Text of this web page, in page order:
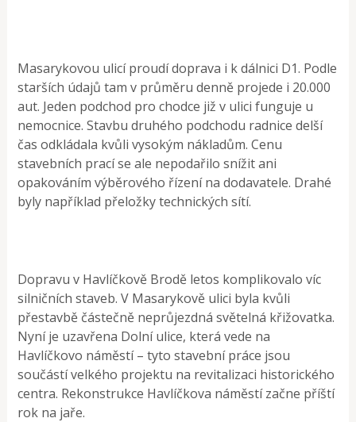
Masarykovou ulicí proudí doprava i k dálnici D1. Podle
starších údajů tam v průměru denně projede i 20.000
aut. Jeden podchod pro chodce již v ulici funguje u
nemocnice. Stavbu druhého podchodu radnice delší
čas odkládala kvůli vysokým nákladům. Cenu
stavebních prací se ale nepodařilo snížit ani
opakováním výběrového řízení na dodavatele. Drahé
byly například přeložky technických sítí.
Dopravu v Havlíčkově Brodě letos komplikovalo víc
silničních staveb. V Masarykově ulici byla kvůli
přestavbě částečně neprůjezdná světelná křižovatka.
Nyní je uzavřena Dolní ulice, která vede na
Havlíčkovo náměstí – tyto stavební práce jsou
součástí velkého projektu na revitalizaci historického
centra. Rekonstrukce Havlíčkova náměstí začne příští
rok na jaře.